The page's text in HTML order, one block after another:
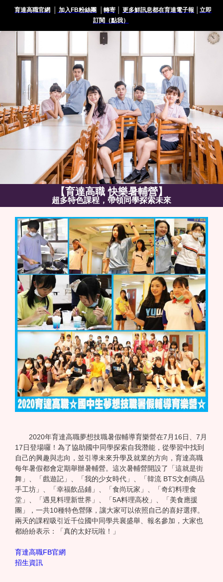
育達高職官網 加入FB粉絲團 轉寄 更多鮮訊息都在育達電子報
立即
訂閱（點我）
【育達高職 快樂暑輔營】
超多特色課程，帶領同學探索未來
2020年育達高職夢想技職暑假輔導育樂營在7月16日、7月
17日登場囉！為了協助國中同學探索自我潛能，從學習中找到
自己的興趣與志向，並引導未來升學及就業的方向，育達高職
每年暑假都會定期舉辦暑輔營。這次暑輔營開設了「這就是街
舞」、「戲遊記」、「我的少女時代」、「韓流 BTS文創商品
手工坊」、「幸福飲品鋪」、「食尚玩家」、「奇幻料理食
堂」、「遇見料理新世界」、「5A料理高校」、「美食應援
團」，一共10種特色營隊，讓大家可以依照自己的喜好選擇。
兩天的課程吸引近千位國中同學共襄盛舉、報名參加，大家也
都紛紛表示：「真的太好玩啦！」
育達高職FB官網
招生資訊